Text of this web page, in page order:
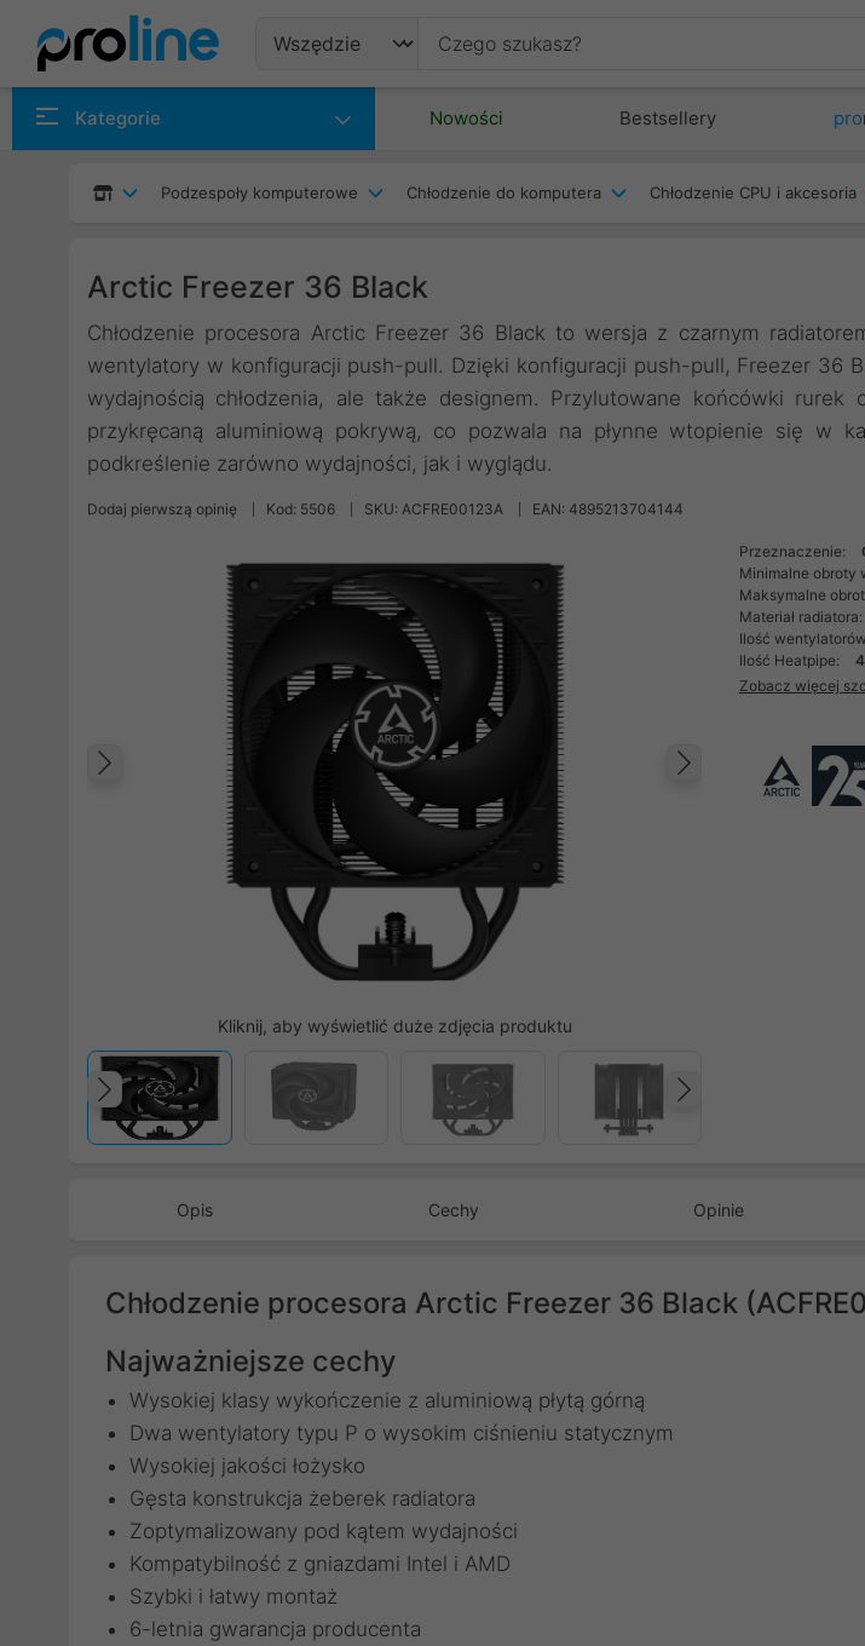
Kategorie Nowości Bestsellery pro
Podzespoły komputerowe Chłodzenie do komputera Chłodzenie CPU i akcesoria
Arctic Freezer 36 Black
Chłodzenie procesora Arctic Freezer 36 Black to wersja z czarnym
wentylatory w konfiguracji push-pull. Dzięki konfiguracji push-pull, Freezer 36
wydajnością chłodzenia, ale także designem. Przylutowane końcówki rurek
przykręcaną aluminiową pokrywą, co pozwala na płynne wtopienie się w
podkreślenie zarówno wydajności, jak i wyglądu.
Dodaj pierwszą opinię Kod: 5506 SKU: ACFRE00123A EAN: 4895213704144
Następny
Poprzedni
Kliknij, aby wyświetlić duże zdjęcia produktu
Poprzedni
Przeznaczenie:
Minimalne obroty
Maksymalne
Materiał radiatora:
Ilość
Ilość Heatpipe:
Zobacz więcej
Opis Cechy Opinie
Chłodzenie procesora Arctic Freezer 36 Black
Najważniejsze cechy
Wysokiej klasy wykończenie z aluminiową płytą górną
Dwa wentylatory typu P o wysokim ciśnieniu statycznym
Wysokiej jakości łożysko
Gęsta konstrukcja żeberek radiatora
Zoptymalizowany pod kątem wydajności
Kompatybilność z gniazdami Intel i AMD
Szybki i łatwy montaż
6-letnia gwarancja producenta